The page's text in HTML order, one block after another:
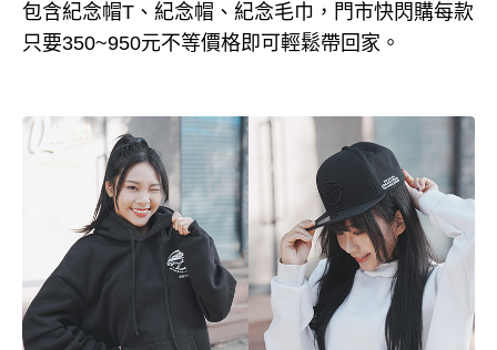
包含紀念帽T、紀念帽、紀念毛巾，門市快閃購每款
只要350~950元不等價格即可輕鬆帶回家。